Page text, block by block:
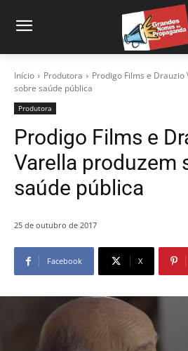
Início Produtora
Prodigo Films e
sobre saúde pública
Produtora
Prodigo Films e
Varella produzem
saúde pública
25 de outubro de 2017
Facebook X